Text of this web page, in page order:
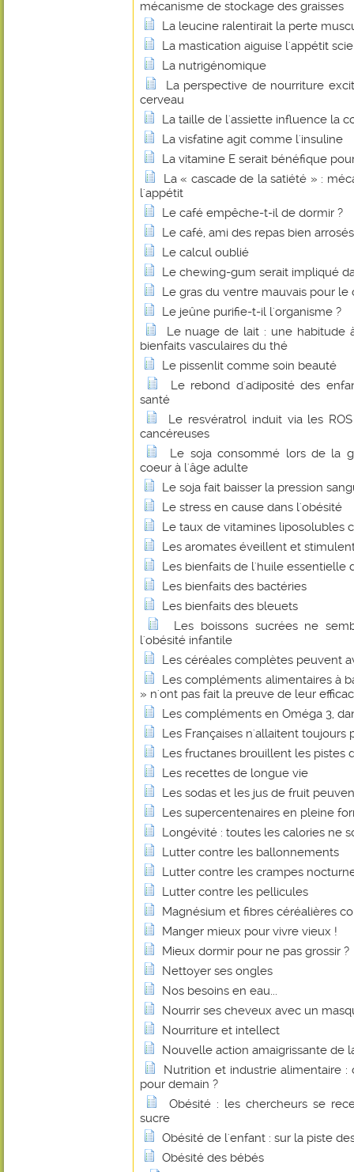
mécanisme de stockage des graisses
La leucine ralentirait la perte
La mastication aiguise l'appétit
La nutrigénomique
La perspective de nourriture
cerveau
La taille de l'assiette influence la
La visfatine agit comme l'insuline
La vitamine E serait bénéfique
La « cascade de la satiété » :
l'appétit
Le café empêche-t-il de dormir ?
Le café, ami des repas bien
Le calcul oublié
Le chewing-gum serait impliqué
Le gras du ventre mauvais pour le
Le jeûne purifie-t-il l'organisme ?
Le nuage de lait : une habitude
bienfaits vasculaires du thé
Le pissenlit comme soin beauté
Le rebond d'adiposité des
santé
Le resvératrol induit via les
cancéreuses
Le soja consommé lors de la
coeur à l'âge adulte
Le soja fait baisser la pression
Le stress en cause dans l'obésité
Le taux de vitamines liposolubles
Les aromates éveillent et
Les bienfaits de l'huile essentielle
Les bienfaits des bactéries
Les bienfaits des bleuets
Les boissons sucrées ne
l'obésité infantile
Les céréales complètes peuvent
Les compléments alimentaires à
» n'ont pas fait la preuve de leur
Les compléments en Oméga 3,
Les Françaises n'allaitent toujours
Les fructanes brouillent les pistes
Les recettes de longue vie
Les sodas et les jus de fruit
Les supercentenaires en pleine
Longévité : toutes les calories ne
Lutter contre les ballonnements
Lutter contre les crampes
Lutter contre les pellicules
Magnésium et fibres céréalières
Manger mieux pour vivre vieux !
Mieux dormir pour ne pas grossir ?
Nettoyer ses ongles
Nos besoins en eau...
Nourrir ses cheveux avec un
Nourriture et intellect
Nouvelle action amaigrissante de
Nutrition et industrie alimentaire
pour demain ?
Obésité : les chercheurs se
sucre
Obésité de l'enfant : sur la piste
Obésité des bébés